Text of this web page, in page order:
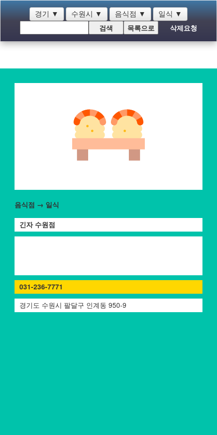
경기 ▼ 수원시 ▼ 음식점 ▼ 일식 ▼
삭제요청
음식점 → 일식
긴자 수원점
031-236-7771
경기도 수원시 팔달구 인계동 950-9